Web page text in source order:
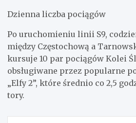
Dzienna liczba pociągów
Po uruchomieniu linii S9,
między Częstochową a
kursuje 10 par pociągów Kolei
obsługiwane przez popularne
„Elfy 2”, które średnio co 2,5
tory.